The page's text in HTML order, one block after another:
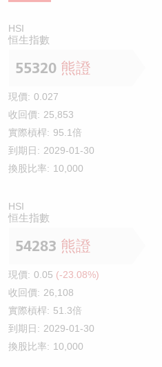
HSI
恒生指數
55320 熊證
現價: 0.027
收回價: 25,853
實際槓桿: 95.1倍
到期日: 2029-01-30
換股比率: 10,000
HSI
恒生指數
54283 熊證
現價: 0.05 (-23.08%)
收回價: 26,108
實際槓桿: 51.3倍
到期日: 2029-01-30
換股比率: 10,000